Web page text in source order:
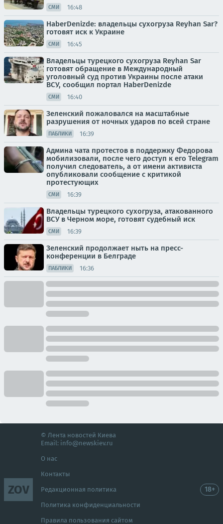
СМИ 16:48
HaberDenizde: владельцы сухогруза Reyhan Sar?
готовят иск к Украине
СМИ 16:45
Владельцы турецкого сухогруза Reyhan Sar
готовят обращение в Международный
уголовный суд против Украины после атаки
ВСУ, сообщил портал HaberDenizde
СМИ 16:40
Зеленский пожаловался на масштабные
разрушения от ночных ударов по всей стране
ПАБЛИКИ 16:39
Админа чата протестов в поддержку Федорова
мобилизовали, после чего доступ к его Telegram
получил следователь, а от имени активиста
опубликовали сообщение с критикой
протестующих
СМИ 16:39
Владельцы турецкого сухогруза, атакованного
ВСУ в Черном море, готовят судебный иск
СМИ 16:39
Зеленский продолжает ныть на пресс-
конференции в Белграде
ПАБЛИКИ 16:36
ZOV
© Лента новостей Киева
Email: info@newskiev.ru
О нас
Контакты
Редакционная политика
Политика конфиденциальности
Правила пользования сайтом
18+